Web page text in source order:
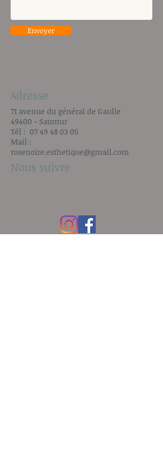
Envoyer
Adresse
71 avenue du général de Gaulle
49400 - Saumur
Tél : 07 49 48 03 05
Mail :
rosenoire.esthetique@gmail.com
Nous suivre